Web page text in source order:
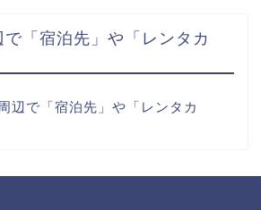
「宿泊先」や「レンタカ
辺で「宿泊先」や「レンタカ